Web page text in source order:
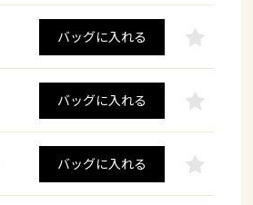
バッグに入れる
バッグに入れる
バッグに入れる